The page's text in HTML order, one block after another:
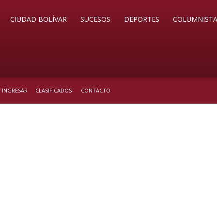
CIUDAD BOLÍVAR SUCESOS DEPORTES
INGRESAR CLASIFICADOS CONTACTO